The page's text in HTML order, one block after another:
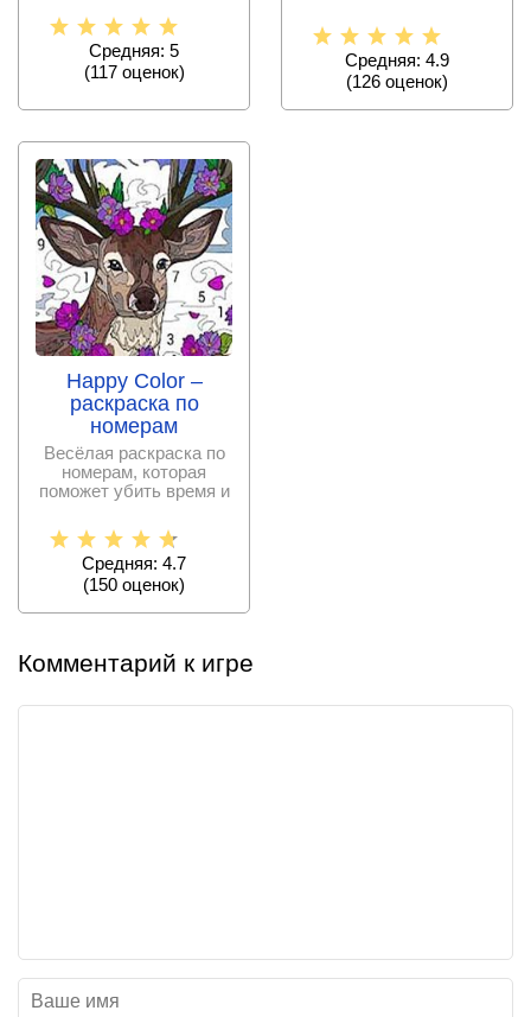
проверить
Средняя: 5
(117оценок)
Средняя: 4.9
(126 оценок)
Happy Color –
раскраска по
номерам
Весёлая раскраска по
номерам, которая
поможет убить время и
Средняя: 4.7
(150 оценок)
Комментарий к игре